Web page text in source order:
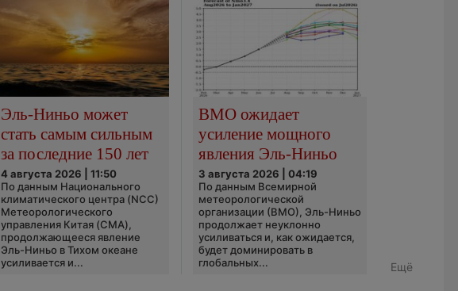
Эль-Ниньо может
стать самым сильным
за последние 150 лет
4 августа 2026 | 11:50
По данным Национального
климатического центра (NCC)
Метеорологического
управления Китая (CMA),
продолжающееся явление
Эль-Ниньо в Тихом океане
усиливается и...
ВМО ожидает
усиление мощного
явления Эль-Ниньо
3 августа 2026 | 04:19
По данным Всемирной
метеорологической
организации (ВМО), Эль-Ниньо
продолжает неуклонно
усиливаться и, как ожидается,
будет доминировать в
глобальных...
Ещё